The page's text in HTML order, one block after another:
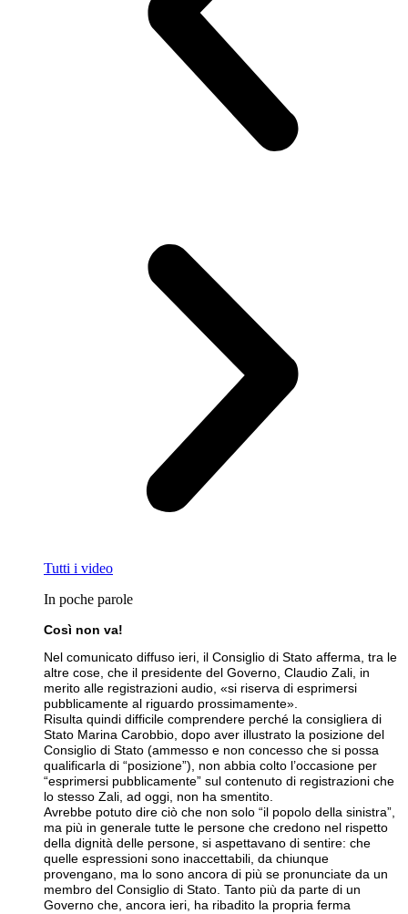
Tutti i video
In poche parole
Così non va!
Nel comunicato diffuso ieri, il Consiglio di Stato afferma, tra le
altre cose, che il presidente del Governo, Claudio Zali, in
merito alle registrazioni audio, «si riserva di esprimersi
pubblicamente al riguardo prossimamente».
Risulta quindi difficile comprendere perché la consigliera di
Stato Marina Carobbio, dopo aver illustrato la posizione del
Consiglio di Stato (ammesso e non concesso che si possa
qualificarla di “posizione”), non abbia colto l’occasione per
“esprimersi pubblicamente” sul contenuto di registrazioni che
lo stesso Zali, ad oggi, non ha smentito.
Avrebbe potuto dire ciò che non solo “il popolo della sinistra”,
ma più in generale tutte le persone che credono nel rispetto
della dignità delle persone, si aspettavano di sentire: che
quelle espressioni sono inaccettabili, da chiunque
provengano, ma lo sono ancora di più se pronunciate da un
membro del Consiglio di Stato. Tanto più da parte di un
Governo che, ancora ieri, ha ribadito la propria ferma